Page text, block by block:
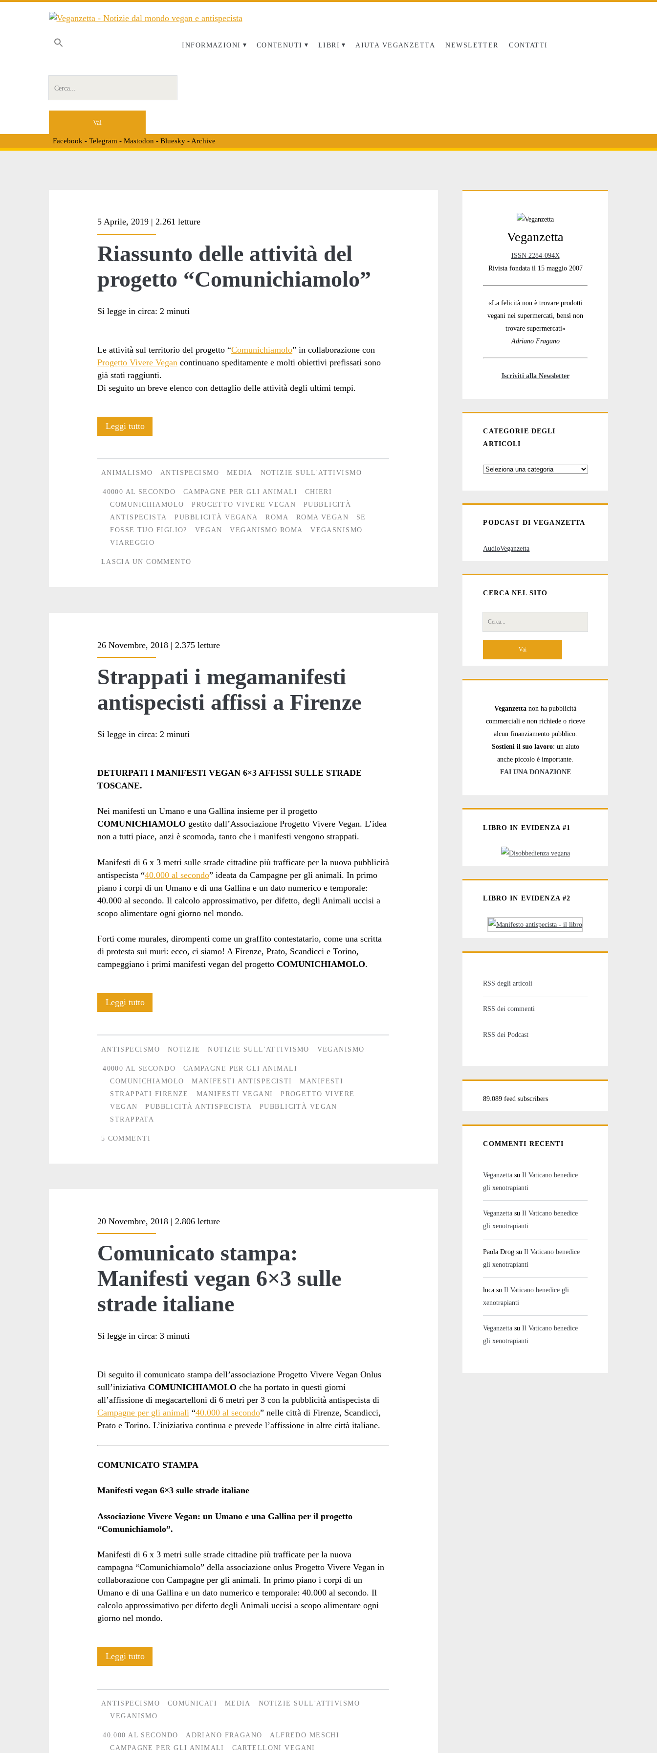
Cerca per:
INFORMAZIONI CONTENUTI LIBRI AIUTA VEGANZETTA NEWSLETTER CONTATTI
Facebook- Telegram- Mastodon - Bluesky-Archive
<span>comunichiamolo</span>
5 Aprile, 2019 | 2.261 letture
Riassunto delle attività del
progetto “Comunichiamolo”
Si legge in circa: 2 minuti
Le attività sul territorio del progetto “Comunichiamolo” in collaborazione con
Progetto Vivere Vegan continuano speditamente e molti obiettivi prefissati sono
già stati raggiunti.
Di seguito un breve elenco con dettaglio delle attività degli ultimi tempi.
Leggi tuttoRiassunto
progetto
“Comunichiamolo”
ANIMALISMO ANTISPECISMO MEDIA NOTIZIE SULL'ATTIVISMO
40000 AL SECONDO CAMPAGNE PER GLI ANIMALI
CHIERI
COMUNICHIAMOLO
PROGETTO VIVERE VEGAN
PUBBLICITÀ
ANTISPECISTA
PUBBLICITÀ VEGANA ROMA ROMA VEGAN
SE
FOSSE TUO FIGLIO?
VEGAN VEGANISMO ROMA
VEGASNISMO
VIAREGGIO
LASCIA UN COMMENTO
26 Novembre, 2018 | 2.375 letture
Strappati i megamanifesti
antispecisti affissi a Firenze
Si legge in circa: 2 minuti
DETURPATI I MANIFESTI VEGAN 6×3 AFFISSI SULLE STRADE
TOSCANE.
Nei manifesti un Umano e una Gallina insieme per il progetto
COMUNICHIAMOLO gestito dall’Associazione Progetto Vivere Vegan. L’idea
non a tutti piace, anzi è scomoda, tanto che i manifesti vengono strappati.
Manifesti di 6 x 3 metri sulle strade cittadine più trafficate per la nuova pubblicità
antispecista “40.000 al secondo” ideata da Campagne per gli animali. In primo
piano i corpi di un Umano e di una Gallina e un dato numerico e temporale:
40.000 al secondo. Il calcolo approssimativo, per difetto, degli Animali uccisi a
scopo alimentare ogni giorno nel mondo.
Forti come murales, dirompenti come un graffito contestatario, come una scritta
di protesta sui muri: ecco, ci siamo! A Firenze, Prato, Scandicci e Torino,
campeggiano i primi manifesti vegan del progettoCOMUNICHIAMOLO.
Leggi tuttoStrappati
affissi
a
Firenze
ANTISPECISMO NOTIZIE NOTIZIE SULL'ATTIVISMO VEGANISMO
40000 AL SECONDO
CAMPAGNE PER GLI ANIMALI
COMUNICHIAMOLO
MANIFESTI ANTISPECISTI
MANIFESTI
STRAPPATI FIRENZE
MANIFESTI VEGANI
PROGETTO VIVERE
VEGAN
PUBBLICITÀ ANTISPECISTA
PUBBLICITÀ VEGAN
STRAPPATA
5 COMMENTI
20 Novembre, 2018 | 2.806 letture
Comunicato stampa:
Manifesti vegan 6×3 sulle
strade italiane
Si legge in circa: 3 minuti
Di seguito il comunicato stampa dell’associazione Progetto Vivere Vegan Onlus
sull’iniziativaCOMUNICHIAMOLO che ha portato in questi giorni
all’affissione di megacartelloni di 6 metri per 3 con la pubblicità antispecista di
Campagne per gli animali “40.000 al secondo” nelle città di Firenze, Scandicci,
Prato e Torino. L’iniziativa continua e prevede l’affissione in altre città italiane.
COMUNICATO STAMPA
Manifesti vegan 6×3 sulle strade italiane
Associazione Vivere Vegan: un Umano e una Gallina per il progetto
“Comunichiamolo”.
Manifesti di 6 x 3 metri sulle strade cittadine più trafficate per la nuova
campagna “Comunichiamolo” della associazione onlus Progetto Vivere Vegan in
collaborazione con Campagne per gli animali. In primo piano i corpi di un
Umano e di una Gallina e un dato numerico e temporale: 40.000 al secondo. Il
calcolo approssimativo per difetto degli Animali uccisi a scopo alimentare ogni
giorno nel mondo.
Leggi tuttoComunicato
vegan
6×3
ANTISPECISMO COMUNICATI MEDIA
NOTIZIE SULL'ATTIVISMO
VEGANISMO
40.000 AL SECONDO ADRIANO FRAGANO
ALFREDO MESCHI
CAMPAGNE PER GLI ANIMALI
CARTELLONI VEGANI
Primary
Sidebar
Veganzetta
ISSN 2284-094X
Rivista fondata il 15 maggio 2007
«La felicità non è trovare prodotti
vegani nei supermercati, bensì non
trovare supermercati»
Adriano Fragano
Iscriviti alla Newsletter
CATEGORIE DEGLI
ARTICOLI
Categorie
PODCAST DI VEGANZETTA
AudioVeganzetta
CERCA NEL SITO
Cerca
per:
Veganzetta non ha pubblicità
commerciali e non richiede o riceve
alcun finanziamento pubblico.
Sostieni il suo lavoro: un aiuto
anche piccolo è importante.
FAI UNA DONAZIONE
LIBRO IN EVIDENZA #1
LIBRO IN EVIDENZA #2
RSS degli articoli
RSS dei commenti
RSS dei Podcast
89.089 feed subscribers
COMMENTI RECENTI
Veganzetta suIl Vaticano benedice
gli xenotrapianti
Veganzetta suIl Vaticano benedice
gli xenotrapianti
Paola Drog suIl Vaticano benedice
gli xenotrapianti
luca suIl Vaticano benedice gli
xenotrapianti
Veganzetta suIl Vaticano benedice
gli xenotrapianti